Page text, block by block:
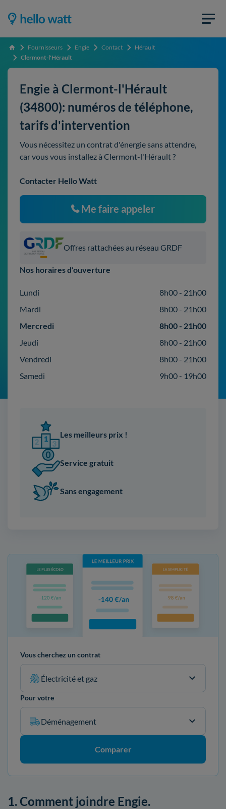
Accueil Fournisseurs Engie Contact
Hérault
Clermont-l'Hérault
Engie à Clermont-l'Hérault
(34800): numéros de téléphone,
tarifs d'intervention
Vous nécessitez un contrat d'énergie sans attendre,
car vous vous installez à Clermont-l'Hérault ?
Contacter Hello Watt
Me faire appeler
Offres rattachées au réseau GRDF
Nos horaires d’ouverture
Lundi
8h00 - 21h00
Mardi
8h00 - 21h00
Mercredi
8h00 - 21h00
Jeudi
8h00 - 21h00
Vendredi
8h00 - 21h00
Samedi
9h00 - 19h00
Les meilleurs prix !
Service gratuit
Sans engagement
Vous cherchez un contrat
Électricité et gaz
Pour votre
Déménagement
Comparer
1. Comment joindre Engie.